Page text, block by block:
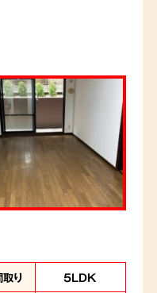
理させていただ
取り
5LDK